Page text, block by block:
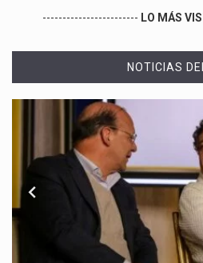
------------------------ LO MÁS
NOTICIAS